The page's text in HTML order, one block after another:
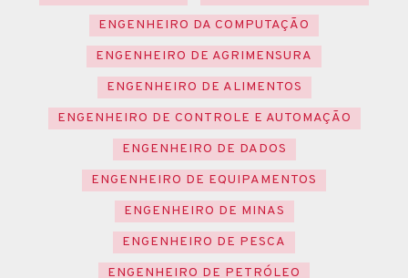
ENGENHEIRO DA COMPUTAÇÃO
ENGENHEIRO DE AGRIMENSURA
ENGENHEIRO DE ALIMENTOS
ENGENHEIRO DE CONTROLE E AUTOMAÇÃO
ENGENHEIRO DE DADOS
ENGENHEIRO DE EQUIPAMENTOS
ENGENHEIRO DE MINAS
ENGENHEIRO DE PESCA
ENGENHEIRO DE PETRÓLEO